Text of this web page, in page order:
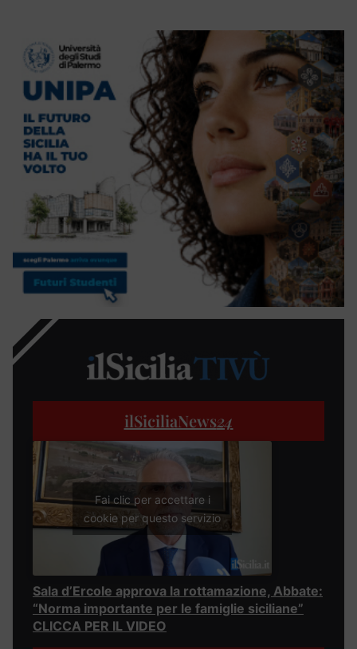
ilSiciliaNews24
Fai clic per accettare i
cookie per questo servizio
Sala d’Ercole approva la rottamazione, Abbate:
“Norma importante per le famiglie siciliane”
CLICCA PER IL VIDEO